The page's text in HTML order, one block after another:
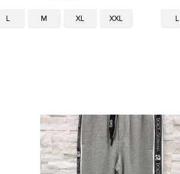
L M XL XXL L